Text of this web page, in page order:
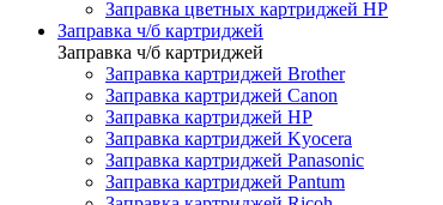
Заправка цветных картриджей HP
Заправка ч/б картриджей
Заправка ч/б картриджей
Заправка картриджей Brother
Заправка картриджей Canon
Заправка картриджей HP
Заправка картриджей Kyocera
Заправка картриджей Panasonic
Заправка картриджей Pantum